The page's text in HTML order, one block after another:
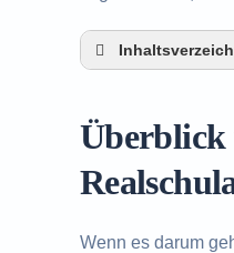
Beratung in
Überblick
Wenn es darum